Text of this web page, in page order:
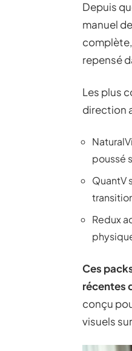
Depuis
manuel
repensé
Les plus
direction
poussé
QuantV
Redux
Ces
récentes
conçu
visuels